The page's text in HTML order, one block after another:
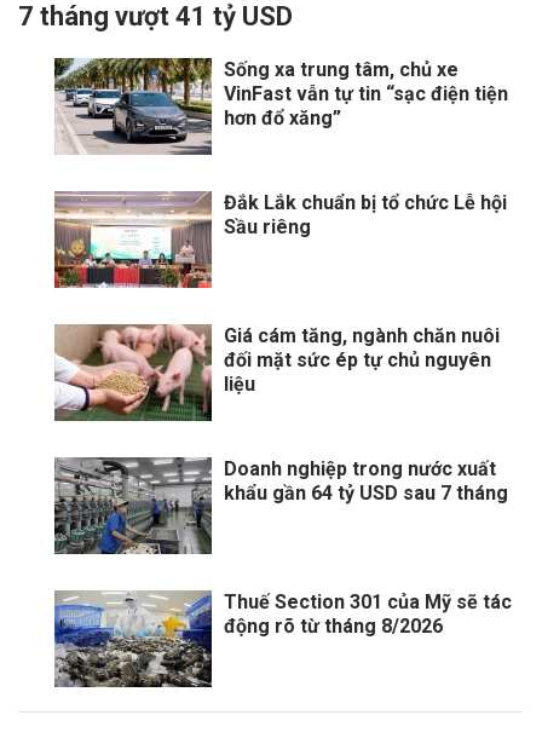
7 tháng vượt 41 tỷ USD
Sống xa trung tâm, chủ xe
VinFast vẫn tự tin “sạc điện tiện
hơn đổ xăng”
Đắk Lắk chuẩn bị tổ chức Lễ hội
Sầu riêng
Giá cám tăng, ngành chăn nuôi
đối mặt sức ép tự chủ nguyên
liệu
Doanh nghiệp trong nước xuất
khẩu gần 64 tỷ USD sau 7 tháng
Thuế Section 301 của Mỹ sẽ tác
động rõ từ tháng 8/2026